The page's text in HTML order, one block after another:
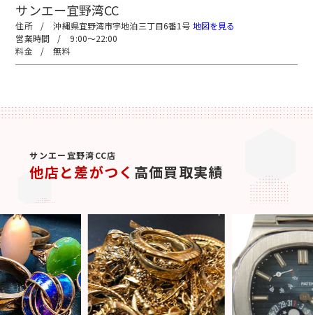
サンエー宜野湾CC
沖縄県宜野湾市宇地泊三丁目6番1号 地図を見る
9:00～22:00
無料
サンエー宜野湾CC店
他店と差がつく 高価買取実績